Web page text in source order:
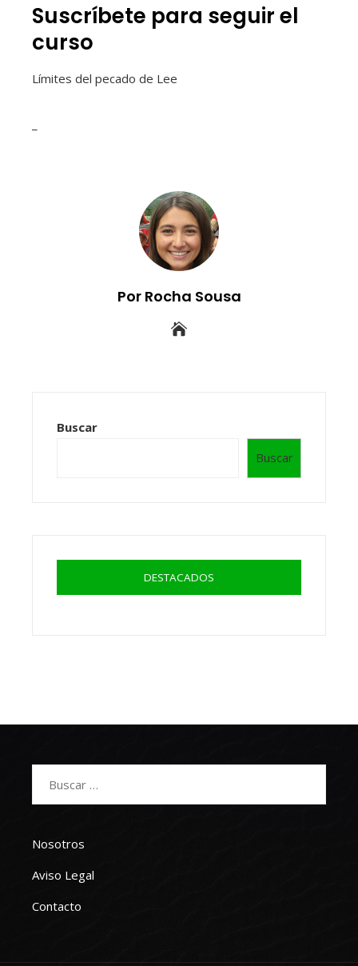
Suscríbete para seguir el
curso
Límites del pecado de Lee
Por Rocha Sousa
Buscar
Buscar
DESTACADOS
Nosotros
Aviso Legal
Contacto